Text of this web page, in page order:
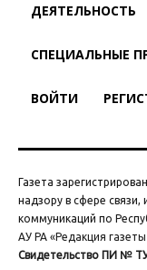
ДЕЯТЕЛЬНОСТЬ
СПЕЦИАЛЬНЫЕ
ВОЙТИ
Газета
надзору в сфере
коммуникаций по
АУ РА «Редакция
Свидетельство ПИ №